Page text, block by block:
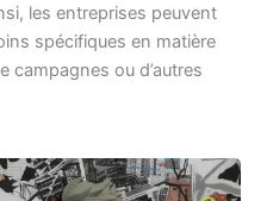
les entreprises peuvent
spécifiques en matière
campagnes ou d’autres